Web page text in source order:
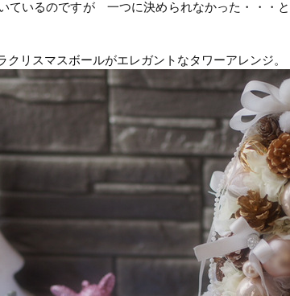
ているのですが 一つに決められなかった・・・と
クリスマスボールがエレガントなタワーアレンジ。